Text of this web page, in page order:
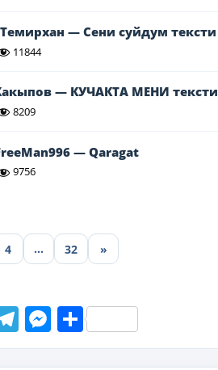
— Сени суйдум тексти
11844
— КУЧАКТА МЕНИ тексти
8209
— Qaragat
9756
4 … 32 »
Telegram
Messenger
Share